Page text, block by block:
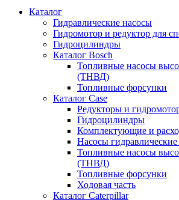
Каталог
Гидравлические насосы
Гидромотор и редуктор для
Гидроцилиндры
Каталог Bosch
Топливные насосы
(ТНВД)
Топливные форсунки
Каталог Case
Редукторы и
Гидроцилиндры
Комплектующие и
Насосы
Топливные насосы
(ТНВД)
Топливные форсунки
Ходовая часть
Каталог Caterpillar